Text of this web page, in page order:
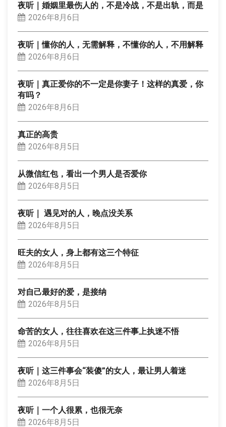
夜听｜婚姻里最伤人的，不是冷战，不是出轨，而是
2026年8月6日
夜听｜懂你的人，无需解释，不懂你的人，不用解释
2026年8月6日
夜听｜真正爱你的不一定是你妻子！这样的真爱，你
有吗？
2026年8月6日
真正的高贵
2026年8月5日
从微信红包，看出一个男人是否爱你
2026年8月5日
夜听｜ 遇见对的人，晚点没关系
2026年8月5日
旺夫的女人，身上都有这三个特征
2026年8月5日
对自己最好的爱，是接纳
2026年8月5日
命苦的女人，往往喜欢在这三件事上执迷不悟
2026年8月5日
夜听｜这三件事会“装傻”的女人，最让男人着迷
2026年8月5日
夜听｜一个人很累，也很无奈
2026年8月5日